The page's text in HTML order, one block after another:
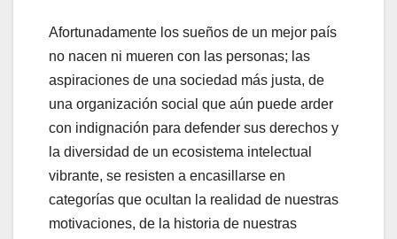
Afortunadamente los sueños de un mejor país
no nacen ni mueren con las personas; las
aspiraciones de una sociedad más justa, de
una organización social que aún puede arder
con indignación para defender sus derechos y
la diversidad de un ecosistema intelectual
vibrante, se resisten a encasillarse en
categorías que ocultan la realidad de nuestras
motivaciones, de la historia de nuestras